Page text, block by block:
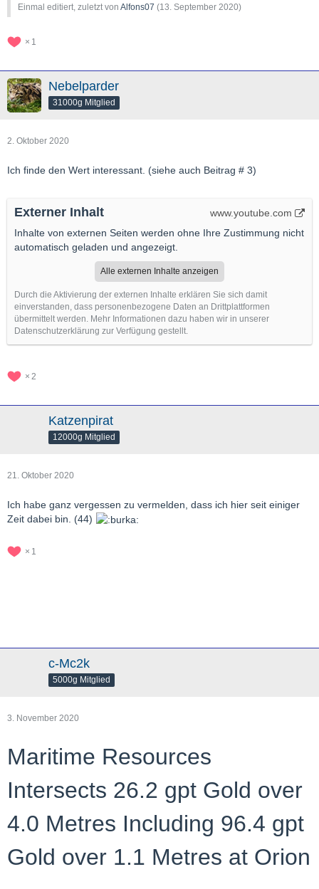
Einmal editiert, zuletzt von Alfons07 (13. September 2020)
1
Nebelparder
31000g Mitglied
2. Oktober 2020
Ich finde den Wert interessant. (siehe auch Beitrag # 3)
Externer Inhalt
www.youtube.com
Inhalte von externen Seiten werden ohne Ihre Zustimmung nicht
automatisch geladen und angezeigt.
Alle externen Inhalte anzeigen
Durch die Aktivierung der externen Inhalte erklären Sie sich damit
einverstanden, dass personenbezogene Daten an Drittplattformen
übermittelt werden. Mehr Informationen dazu haben wir in unserer
Datenschutzerklärung zur Verfügung gestellt.
2
Katzenpirat
12000g Mitglied
21. Oktober 2020
Ich habe ganz vergessen zu vermelden, dass ich hier seit einiger
Zeit dabei bin. (44)
1
c-Mc2k
5000g Mitglied
3. November 2020
Maritime Resources
Intersects 26.2 gpt Gold over
4.0 Metres Including 96.4 gpt
Gold over 1.1 Metres at Orion